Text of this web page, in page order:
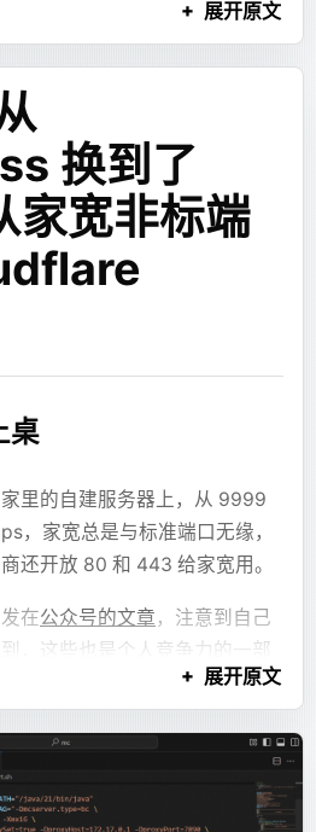
32px; top: 18px" 之类的
生成成本变高，最后画出来的
杂一点的页面，实际看的时候
的没对上。
法：既然 LLM 不擅长设计细
节。让它只写结构。
JSX，而不是
组件。
，比如文本、卡片、表格、图
块之类的东西。LLM 不需要写
一堆内嵌样式，只需要写类似
{refs.summary} />
展开原文
换到了
宽非标端
桌
里的自建服务器上，从 9999
，家宽总是与标准端口无缘，
还开放 80 和 443 给家宽用。
在公众号的文章 ，注意到自己
，这些也是个人竞争力的一部
门造车，希望用做的好的产品
到注意力。看到同事的经历发
类似，虽然现在不想把个人推
，但是提前做准备肯定是没错
很远，实际上不早早准备，机
展开原文